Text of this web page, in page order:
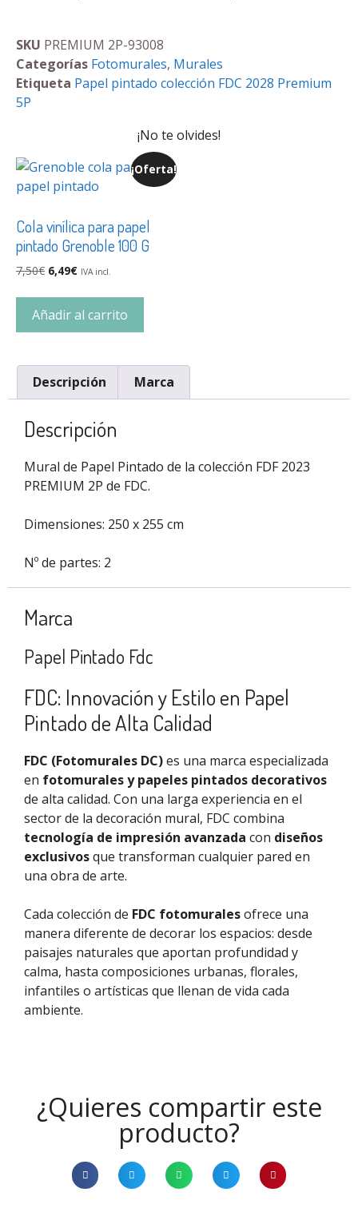
SKU PREMIUM 2P-93008
Categorías Fotomurales, Murales
Etiqueta Papel pintado colección FDC 2028 Premium
5P
¡No te olvides!
¡Oferta!
Cola vinílica para papel
pintado Grenoble 100 G
7,50€ 6,49€ IVA incl.
Añadir al carrito
Descripción Marca
Descripción
Mural de Papel Pintado de la colección FDF 2023
PREMIUM 2P de FDC.
Dimensiones: 250 x 255 cm
Nº de partes: 2
Marca
Papel Pintado Fdc
FDC: Innovación y Estilo en Papel
Pintado de Alta Calidad
FDC (Fotomurales DC)es una marca especializada
en fotomurales y papeles pintados decorativos
de alta calidad. Con una larga experiencia en el
sector de la decoración mural, FDC combina
tecnología de impresión avanzada con diseños
exclusivosque transforman cualquier pared en
una obra de arte.
Cada colección de FDC fotomuralesofrece una
manera diferente de decorar los espacios: desde
paisajes naturales que aportan profundidad y
calma, hasta composiciones urbanas, florales,
infantiles o artísticas que llenan de vida cada
ambiente.
¿Quieres compartir este
producto?